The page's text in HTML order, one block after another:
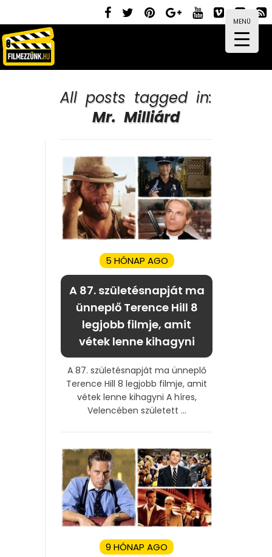
MENÜ
All posts tagged in:
Mr. Milliárd
5 HÓNAP AGO
A 87. születésnapját ma
ünneplő Terence Hill 8
legjobb filmje, amit
vétek lenne kihagyni
A 87. születésnapját ma ünneplő
Terence Hill 8 legjobb filmje, amit
vétek lenne kihagyni A híres,
Velencében született ...
9 HÓNAP AGO